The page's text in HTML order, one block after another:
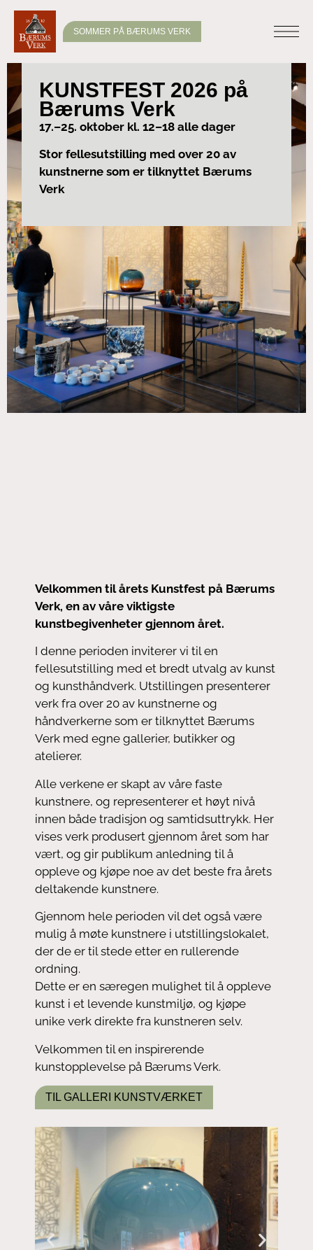
SOMMER PÅ BÆRUMS VERK
KUNSTFEST 2026 på
Bærums Verk
17.–25. oktober kl. 12–18 alle dager
Stor fellesutstilling med over 20 av
kunstnerne som er tilknyttet Bærums
Verk
Velkommen til årets Kunstfest på Bærums
Verk, en av våre viktigste
kunstbegivenheter gjennom året.
I denne perioden inviterer vi til en
fellesutstilling med et bredt utvalg av kunst
og kunsthåndverk. Utstillingen presenterer
verk fra over 20 av kunstnerne og
håndverkerne som er tilknyttet Bærums
Verk med egne gallerier, butikker og
atelierer.
Alle verkene er skapt av våre faste
kunstnere, og representerer et høyt nivå
innen både tradisjon og samtidsuttrykk. Her
vises verk produsert gjennom året som har
vært, og gir publikum anledning til å
oppleve og kjøpe noe av det beste fra årets
deltakende kunstnere.
Gjennom hele perioden vil det også være
mulig å møte kunstnere i utstillingslokalet,
der de er til stede etter en rullerende
ordning.
Dette er en særegen mulighet til å oppleve
kunst i et levende kunstmiljø, og kjøpe
unike verk direkte fra kunstneren selv.
Velkommen til en inspirerende
kunstopplevelse på Bærums Verk.
TIL GALLERI KUNSTVÆRKET